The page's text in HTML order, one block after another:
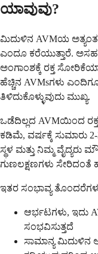
ಯಾವುವು?
ಮಿದುಳಿನ AVMಯ ಅತ್ಯಂತ
ಎಂದೂ ಕರೆಯುತ್ತಾರೆ.
ಅಂಗಾಂಶಕ್ಕೆ ರಕ್ತ
ಹೆಚ್ಚಿನ AVMsಗಳು ಎಂದಿಗೂ
ತಿಳಿದುಕೊಳ್ಳುವುದು ಮುಖ್ಯ.
ಒಡೆದಿಲ್ಲದ AVMಯಿಂದ
ಕಡಿಮೆ, ವರ್ಷಕ್ಕೆ ಸುಮಾರು
ಸ್ಥಳ ಮತ್ತು ನಿಮ್ಮ
ಗುಣಲಕ್ಷಣಗಳು ಸೇರಿದಂತೆ
ಇತರ ಸಂಭಾವ್ಯ
ಆರ್ಭಟಗಳು, ಇದು
ಸಂಭವಿಸುತ್ತದೆ
ಸಾಮಾನ್ಯ ಮಿದುಳಿನ